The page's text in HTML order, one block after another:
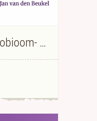
E-book Het microbioom- Jan van den Beukel